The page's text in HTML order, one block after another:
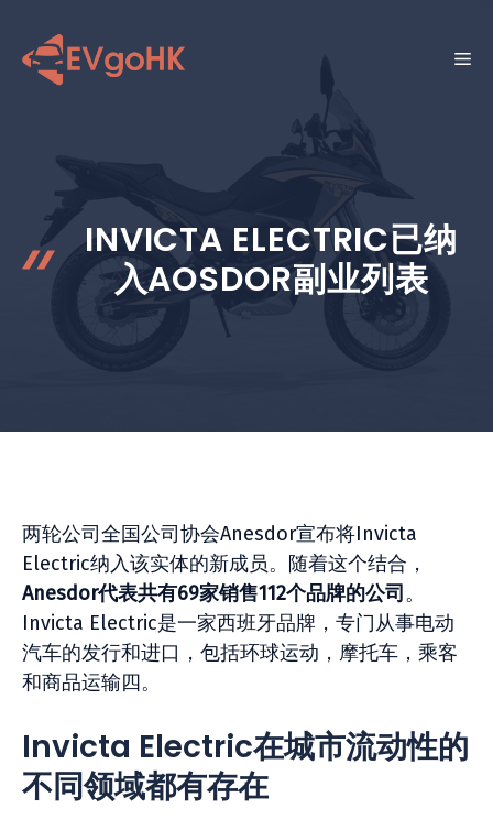
菜
INVICTA ELECTRIC已纳
入AOSDOR副业列表
两轮公司全国公司协会Anesdor宣布将Invicta
Electric纳入该实体的新成员。随着这个结合，
Anesdor代表共有69家销售112个品牌的公司 。
Invicta Electric是一家西班牙品牌，专门从事电动
汽车的发行和进口，包括环球运动，摩托车，乘客
和商品运输四。
Invicta Electric在城市流动性的
不同领域都有存在